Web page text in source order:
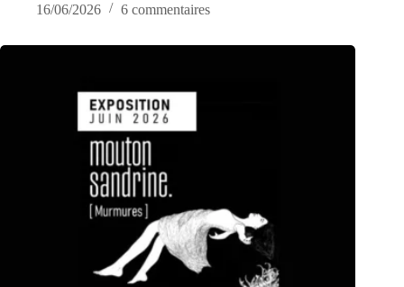
16/06/2026
6 commentaires